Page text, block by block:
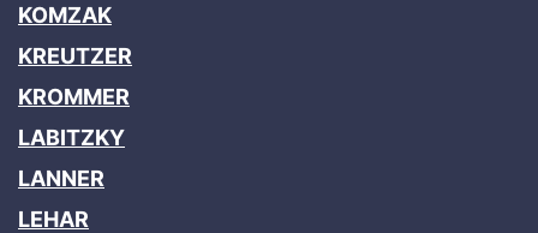
KOMZAK
KREUTZER
KROMMER
LABITZKY
LANNER
LEHAR